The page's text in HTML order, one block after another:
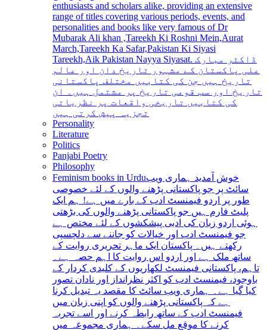
enthusiasts and scholars alike, providing an extensive
range of titles covering various periods, events, and
personalities and books like very famous of Dr
Mubarak Ali khan ,Tareekh Ki Roshni Mein,Aurat
March,Tareekh Ka Safar,Pakistan Ki Siyasi
Tareekh,Aik Pakistan Nayya Siyasat. ڈاکٹر مبارک
علی پاکستان کے مشہور تاریخ دان اور عالم
تاریخ ہیں جن کی کتابیں مختلف پاکستانی
تاریخ اور سب قومی تاریخ پر مشتمل ہیں۔ ان
کی کتابیں تاریخی واقعات پر نظریاتی
تجزیہ پیش کرتی ہیں
Personality
Literature
Politics
Panjabi Poetry
Philosophy
Feminism books in Urduخوش آمدید ہماری ویب
سائٹ پر جو پاکستانی پڑھنے والوں کے لئے خصوصی
طور پر اردو فیمنسٹ ادب کے بارے میں ہے! ہم ایک
پلیٹ فارم ہیں جو پاکستانی پڑھنے والوں کی بڑھتی
ہوئی اردو زبان کی ادبی پیشکشوں کے لئے مختص ہے
جو فیمنسٹ ادب اور خیالات کو جاننے سے دلچسپی
رکھتے ہیں۔ پاکستان ایک ماہر تحریری روایت کے
ساتھ ملک ہے اور اردو اس روایت کا اہم حصہ ہے۔
تاہم، پاکستانی فیمنسٹ لکھاریوں کے کلیدی کردار کے
باوجود، فیمنسٹ ادب کو اکثر نظرانداز اور نادان تصور
کیا گیا ہے۔ ہماری ویب سائٹ کا مقصد یہ تبدیل کرنا
ہے کہ پاکستانی پڑھنے والوں کو اپنی زبان میں
فیمنسٹ ادب کے ساتھ رابطہ کرنے اور اسے تجربہ
کرنے کا موقع مل سکے۔ ہماری مجموعہ میں